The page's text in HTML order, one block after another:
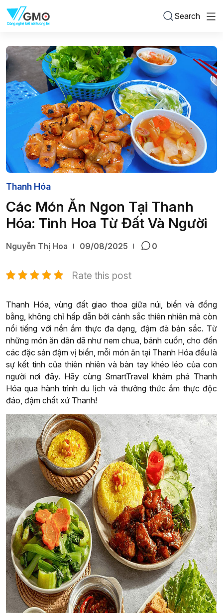
Search
Thanh Hóa
Các Món Ăn Ngon Tại Thanh
Hóa: Tinh Hoa Từ Đất Và Người
Nguyễn Thị Hoa 09/08/2025 0
Rate this post
Thanh Hóa, vùng đất giao thoa giữa núi, biển và đồng
bằng, không chỉ hấp dẫn bởi cảnh sắc thiên nhiên mà còn
nổi tiếng với nền ẩm thực đa dạng, đậm đà bản sắc. Từ
những món ăn dân dã như nem chua, bánh cuốn, cho đến
các đặc sản đậm vị biển, mỗi món ăn tại Thanh Hóa đều là
sự kết tinh của thiên nhiên và bàn tay khéo léo của con
người nơi đây. Hãy cùng SmartTravel khám phá Thanh
Hóa qua hành trình du lịch và thưởng thức ẩm thực độc
đáo, đậm chất xứ Thanh!